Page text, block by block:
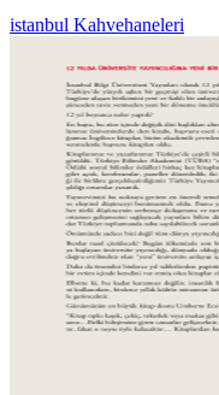
istanbul Kahvehaneleri